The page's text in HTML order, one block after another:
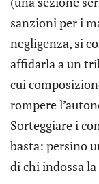
sanzioni per i
negligenza, si
affidarla a un
cui
rompere
Sorteggiare i
basta: persino
di chi indossa la